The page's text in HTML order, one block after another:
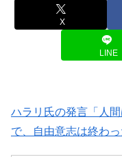
X
LINE
ハラリ氏の発言「人
で、自由意志は終わっ